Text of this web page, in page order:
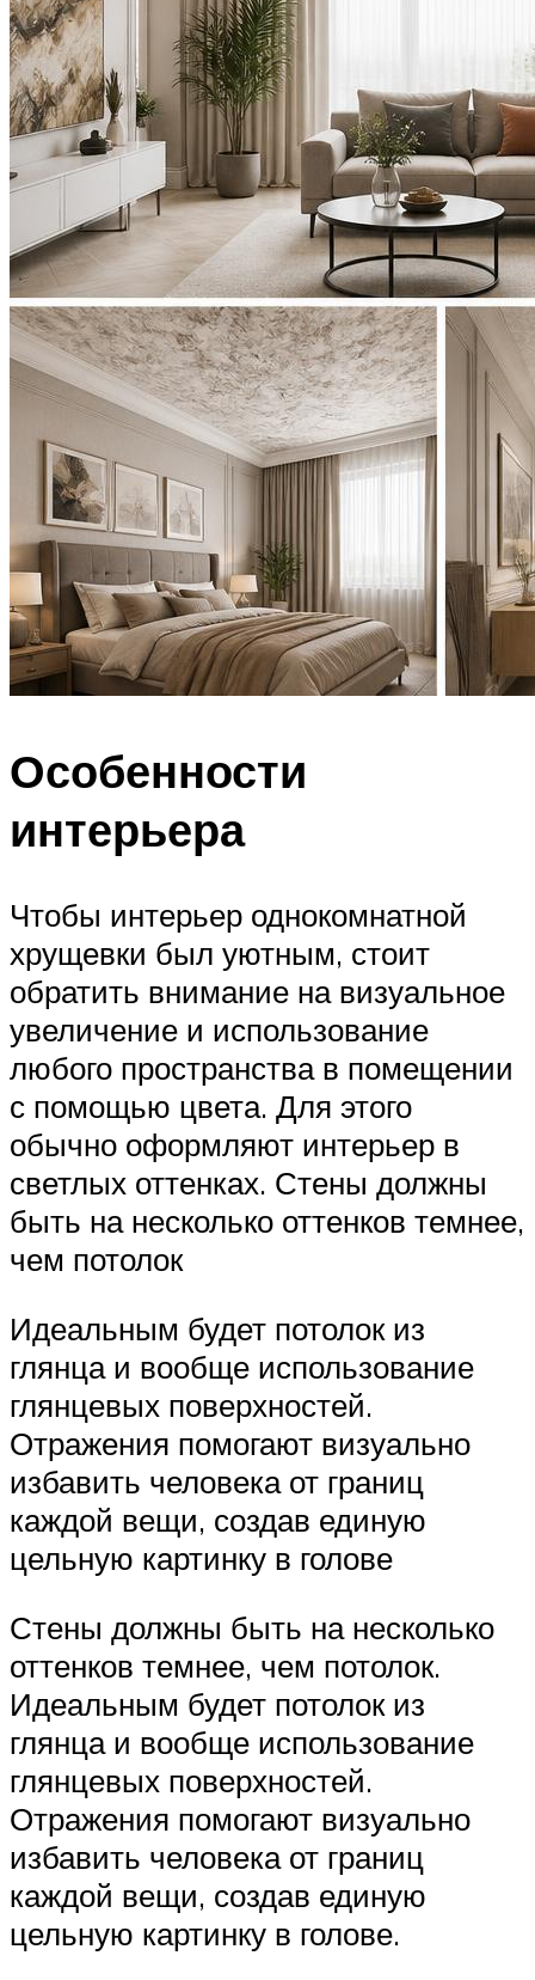
Особенности
интерьера
Чтобы интерьер однокомнатной
хрущевки был уютным, стоит
обратить внимание на визуальное
увеличение и использование
любого пространства в помещении
с помощью цвета. Для этого
обычно оформляют интерьер в
светлых оттенках. Стены должны
быть на несколько оттенков темнее,
чем потолок
Идеальным будет потолок из
глянца и вообще использование
глянцевых поверхностей.
Отражения помогают визуально
избавить человека от границ
каждой вещи, создав единую
цельную картинку в голове
Стены должны быть на несколько
оттенков темнее, чем потолок.
Идеальным будет потолок из
глянца и вообще использование
глянцевых поверхностей.
Отражения помогают визуально
избавить человека от границ
каждой вещи, создав единую
цельную картинку в голове.